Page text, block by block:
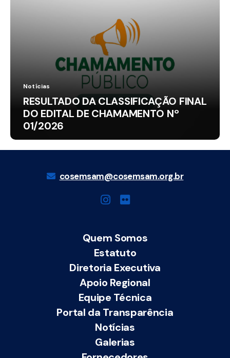
Notícias
RESULTADO DA CLASSIFICAÇÃO FINAL
DO EDITAL DE CHAMAMENTO Nº
01/2026
cosemsam@cosemsam.org.br
Quem Somos
Estatuto
Diretoria Executiva
Apoio Regional
Equipe Técnica
Portal da Transparência
Notícias
Galerias